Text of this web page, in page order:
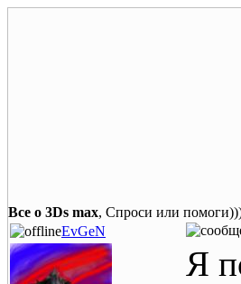
Все о 3Ds max, Спроси или
EvGeN
Я